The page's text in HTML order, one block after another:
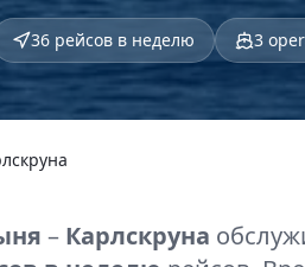
36 рейсов в неделю 3
– Карлскруна